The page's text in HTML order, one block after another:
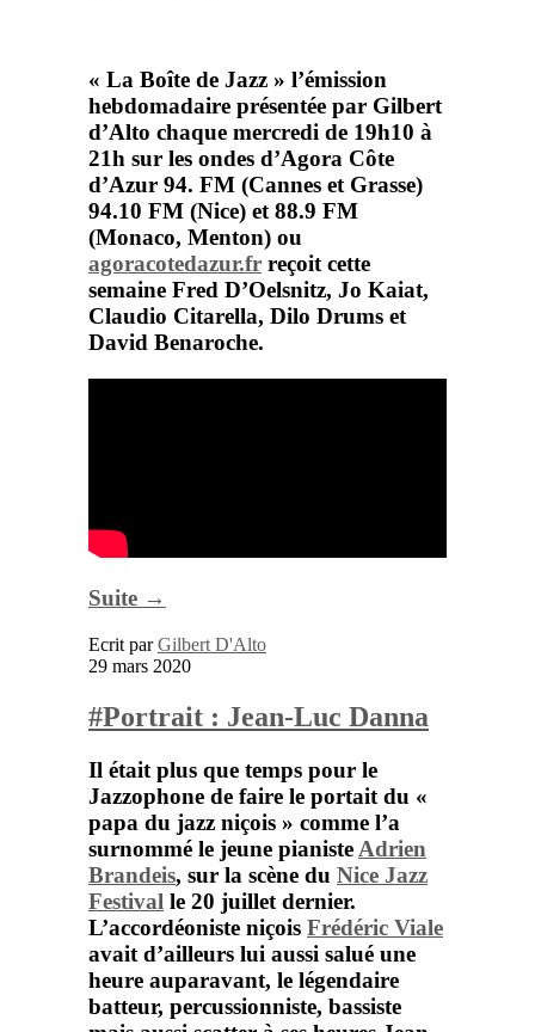
« La Boîte de Jazz » l’émission
hebdomadaire présentée par Gilbert
d’Alto chaque mercredi de 19h10 à
21h sur les ondes d’Agora Côte
d’Azur 94. FM (Cannes et Grasse)
94.10 FM (Nice) et 88.9 FM
(Monaco, Menton) ou
agoracotedazur.fr reçoit cette
semaine Fred D’Oelsnitz, Jo Kaiat,
Claudio Citarella, Dilo Drums et
David Benaroche.
Suite →
Ecrit parGilbert D'Alto
29 mars 2020
#Portrait : Jean-Luc Danna
Il était plus que temps pour le
Jazzophone de faire le portait du «
papa du jazz niçois » comme l’a
surnommé le jeune pianiste Adrien
Brandeis, sur la scène du Nice Jazz
Festival le 20 juillet dernier.
L’accordéoniste niçois Frédéric Viale
avait d’ailleurs lui aussi salué une
heure auparavant, le légendaire
batteur, percussionniste, bassiste